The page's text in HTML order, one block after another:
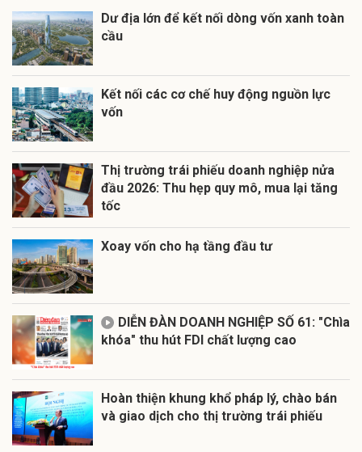
Dư địa lớn để kết nối dòng vốn xanh toàn
cầu
Kết nối các cơ chế huy động nguồn lực
vốn
Thị trường trái phiếu doanh nghiệp nửa
đầu 2026: Thu hẹp quy mô, mua lại tăng
tốc
Xoay vốn cho hạ tầng đầu tư
DIỄN ĐÀN DOANH NGHIỆP SỐ 61: "Chìa
khóa" thu hút FDI chất lượng cao
Hoàn thiện khung khổ pháp lý, chào bán
và giao dịch cho thị trường trái phiếu